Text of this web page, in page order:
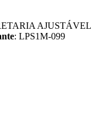
: LPS1M-099